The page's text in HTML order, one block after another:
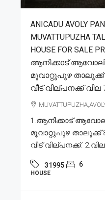
ANICADU AVOLY
MUVATTUPUZHA
HOUSE FOR SALE
ആനിക്കാട്
മൂവാറ്റുപുഴ താലൂക്ക്
വീട് വില്പനക്ക് വില
1.ആനിക്കാട്
മൂവാറ്റുപുഴ താലൂക്ക്
വീട് വില്പനക്ക്.
31995 6
HOUSE